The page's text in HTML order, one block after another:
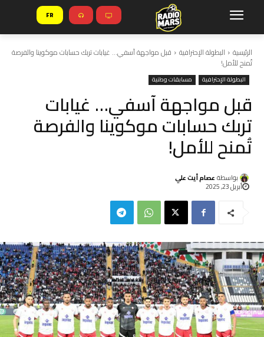
FR
الرئيسية البطولة الإحترافية قبل مواجهة آسفي… غيابات تربك حسابات موكوينا والفرصة
تُمنح للأمل!
البطولة الإحترافية مسابقات وطنية
قبل مواجهة آسفي… غيابات
تربك حسابات موكوينا والفرصة
تُمنح للأمل!
بواسطة عصام أيت علي
أبريل 23, 2025